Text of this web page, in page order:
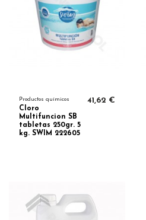
Productos químicos
Cloro
Multifuncion SB
tabletas 250gr. 5
kg. SWIM 222605
41,62 €